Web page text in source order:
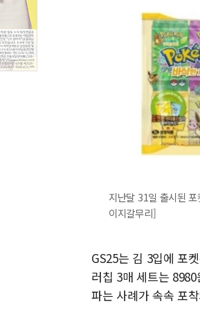
지난달 31일 출시된
이지갈무리]
GS25는 김 3입에 포
러칩 3매 세트는
파는 사례가 속속 포